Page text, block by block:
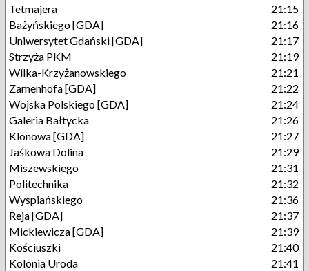
Tetmajera
21:15
Bażyńskiego [GDA]
21:16
Uniwersytet Gdański [GDA]
21:17
Strzyża PKM
21:19
Wilka-Krzyżanowskiego
21:21
Zamenhofa [GDA]
21:22
Wojska Polskiego [GDA]
21:24
Galeria Bałtycka
21:26
Klonowa [GDA]
21:27
Jaśkowa Dolina
21:29
Miszewskiego
21:31
Politechnika
21:32
Wyspiańskiego
21:36
Reja [GDA]
21:37
Mickiewicza [GDA]
21:39
Kościuszki
21:40
Kolonia Uroda
21:41